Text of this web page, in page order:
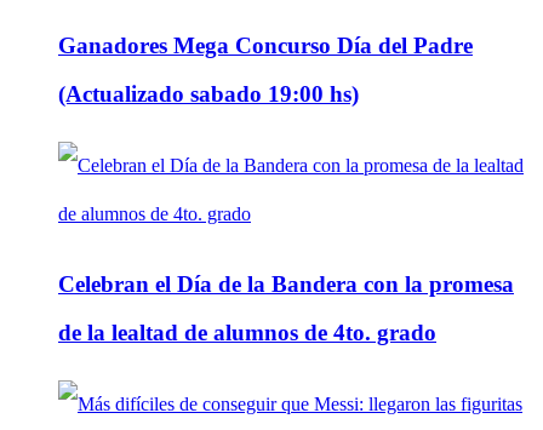
Ganadores Mega Concurso Día del Padre
(Actualizado sabado 19:00 hs)
Celebran el Día de la Bandera con la promesa
de la lealtad de alumnos de 4to. grado